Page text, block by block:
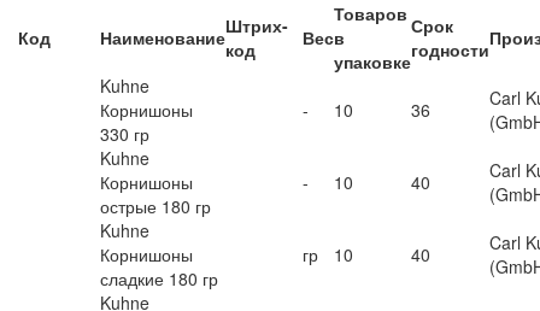
Код НаименованиеШтрих-
код
Вес
Товаров
в
упаковке
Срок
годности
Kuhne
Корнишоны
330 гр
- 10 36
Carl
Kuhne
Корнишоны
острые 180 гр
- 10 40
Carl
Kuhne
Корнишоны
сладкие 180 гр
гр 10 40
Carl
Kuhne